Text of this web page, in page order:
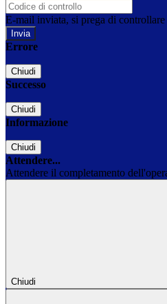
E-mail inviata, si prega di
Errore
Chiudi
Successo
Chiudi
Informazione
Chiudi
Attendere...
Attendere il completamento
Chiudi